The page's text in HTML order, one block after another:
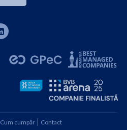
Cum cumpăr Contact